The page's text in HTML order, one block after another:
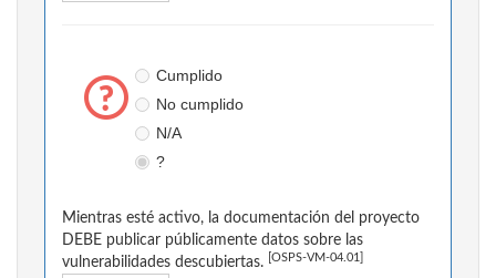
Cumplido
No cumplido
N/A
?
Mientras esté activo, la documentación del proyecto
DEBE publicar públicamente datos sobre las
vulnerabilidades descubiertas.
[OSPS-VM-04.01]